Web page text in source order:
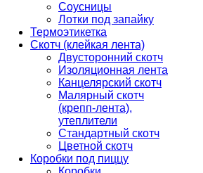
Соусницы
Лотки под запайку
Термоэтикетка
Скотч (клейкая лента)
Двусторонний скотч
Изоляционная лента
Канцелярский скотч
Малярный скотч
(крепп-лента),
утеплители
Стандартный скотч
Цветной скотч
Коробки под пиццу